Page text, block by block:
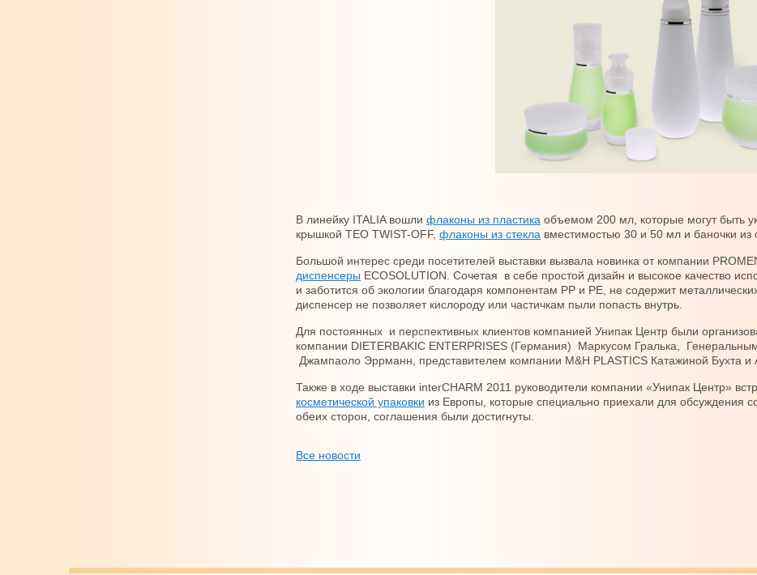
В линейку ITALIA вошли флаконы из пластика объемом 200 мл, которые могут быть
крышкой TEO TWIST-OFF, флаконы из стекла вместимостью 30 и 50 мл и
Большой интерес среди посетителей выставки вызвала новинка от компании
диспенсеры ECOSOLUTION. Сочетая в себе простой дизайн и высокое качество
и заботится об экологии благодаря компонентам PP и PE, не содержит
диспенсер не позволяет кислороду или частичкам пыли попасть внутрь.
Для постоянных и перспективных клиентов компанией Унипак Центр были
компании DIETERBAKIC ENTERPRISES (Германия) Маркусом Гралька,
Джампаоло Эррманн, представителем компании M&H PLASTICS Катажиной Бухта и
Также в ходе выставки interCHARM 2011 руководители компании «Унипак Центр»
косметической упаковки из Европы, которые специально приехали для обсуждения
обеих сторон, соглашения были достигнуты.
Все новости